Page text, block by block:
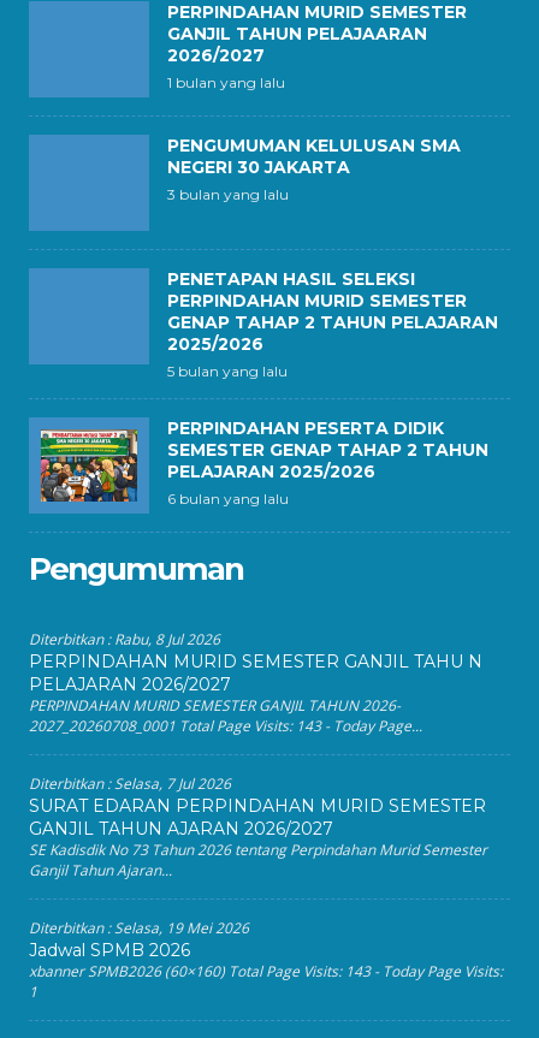
PERPINDAHAN MURID SEMESTER
GANJIL TAHUN PELAJAARAN
2026/2027
1 bulan yang lalu
PENGUMUMAN KELULUSAN SMA
NEGERI 30 JAKARTA
3 bulan yang lalu
PENETAPAN HASIL SELEKSI
PERPINDAHAN MURID SEMESTER
GENAP TAHAP 2 TAHUN PELAJARAN
2025/2026
5 bulan yang lalu
PERPINDAHAN PESERTA DIDIK
SEMESTER GENAP TAHAP 2 TAHUN
PELAJARAN 2025/2026
6 bulan yang lalu
Pengumuman
Diterbitkan :Rabu, 8 Jul 2026
PERPINDAHAN MURID SEMESTER GANJIL TAHU N
PELAJARAN 2026/2027
PERPINDAHAN MURID SEMESTER GANJIL TAHUN 2026-
2027_20260708_0001 Total Page Visits: 143 - Today Page...
Diterbitkan :Selasa, 7 Jul 2026
SURAT EDARAN PERPINDAHAN MURID SEMESTER
GANJIL TAHUN AJARAN 2026/2027
SE Kadisdik No 73 Tahun 2026 tentang Perpindahan Murid Semester
Ganjil Tahun Ajaran...
Diterbitkan :Selasa, 19 Mei 2026
Jadwal SPMB 2026
xbanner SPMB2026 (60×160) Total Page Visits: 143 - Today Page Visits:
1